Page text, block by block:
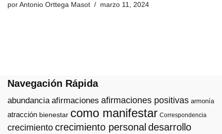
por Antonio Orttega Masot marzo 11, 2024
Navegación Rápida
abundancia afirmaciones afirmaciones positivas armonía
atracción bienestar como manifestar Correspondencia
crecimiento crecimiento personal desarrollo